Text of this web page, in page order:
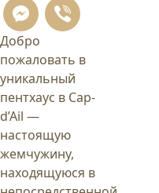
Messenger
Добро
пожаловать в
уникальный
пентхаус в Cap-
d’Ail —
настоящую
жемчужину,
находящуюся в